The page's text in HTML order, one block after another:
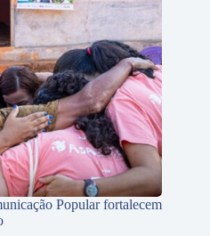
Popular fortalecem